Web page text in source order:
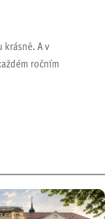
krásně. A v
ročním